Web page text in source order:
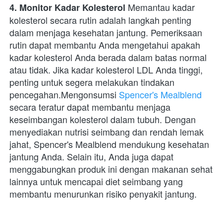
4. Monitor Kadar Kolesterol Memantau kadar
kolesterol secara rutin adalah langkah penting
dalam menjaga kesehatan jantung. Pemeriksaan
rutin dapat membantu Anda mengetahui apakah
kadar kolesterol Anda berada dalam batas normal
atau tidak. Jika kadar kolesterol LDL Anda tinggi,
penting untuk segera melakukan tindakan
pencegahan.Mengonsumsi Spencer's Mealblend
secara teratur dapat membantu menjaga
keseimbangan kolesterol dalam tubuh. Dengan
menyediakan nutrisi seimbang dan rendah lemak
jahat, Spencer's Mealblend mendukung kesehatan
jantung Anda. Selain itu, Anda juga dapat
menggabungkan produk ini dengan makanan sehat
lainnya untuk mencapai diet seimbang yang
membantu menurunkan risiko penyakit jantung.